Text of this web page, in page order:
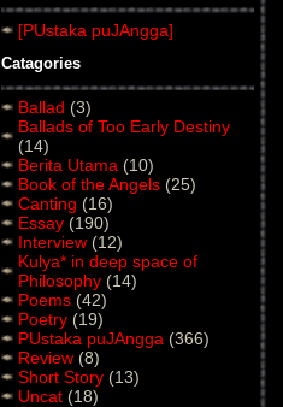
[PUstaka puJAngga]
Catagories
Ballad (3)
Ballads of Too Early Destiny
(14)
Berita Utama (10)
Book of the Angels (25)
Canting (16)
Essay (190)
Interview (12)
Kulya* in deep space of
Philosophy (14)
Poems (42)
Poetry (19)
PUstaka puJAngga (366)
Review (8)
Short Story (13)
Uncat (18)